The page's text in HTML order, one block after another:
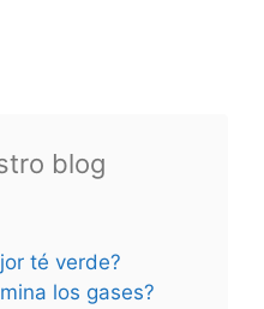
blog
té verde?
los gases?